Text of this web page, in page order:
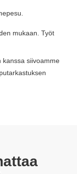
mukaan. Työt
kanssa siivoamme